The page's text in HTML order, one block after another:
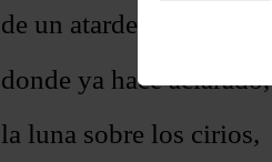
de un atardecer dorado,
donde ya hace aclarado,
la luna sobre los cirios,